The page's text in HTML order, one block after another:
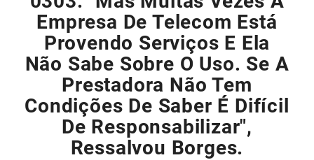
Empresa De Telecom Está
Provendo Serviços E Ela
Não Sabe Sobre O Uso. Se A
Prestadora Não Tem
Condições De Saber É Difícil
De Responsabilizar",
Ressalvou Borges.